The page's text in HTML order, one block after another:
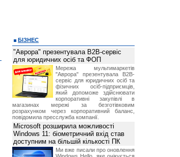
БІЗНЕС
"Аврора" презентувала B2B-сервіс
для юридичних осіб та ФОП
Мережа мультимаркетів
"Аврора" презентувала B2B-
сервіс для юридичних осіб та
фізичних осіб-підприємців,
який допоможе здійснювати
корпоративні закупівлі в
магазинах мережі за безготівковим
розрахунком через корпоративний баланс,
повідомила пресслужба компанії.
Microsoft розширила можливості
Windows 11: біометричний вхід став
доступним на більшій кількості ПК
Ми вже писали про оновлення